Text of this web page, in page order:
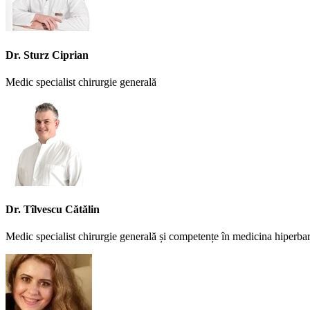
Dr. Sturz Ciprian
Medic specialist chirurgie generală
Dr. Tîlvescu Cătălin
Medic specialist chirurgie generală și competențe în medicina